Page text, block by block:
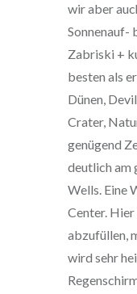
wir aber
Sonnenauf-
Zabriski +
besten als
Dünen,
Crater,
genügend
deutlich am
Wells. Eine
Center.
abzufüllen,
wird sehr